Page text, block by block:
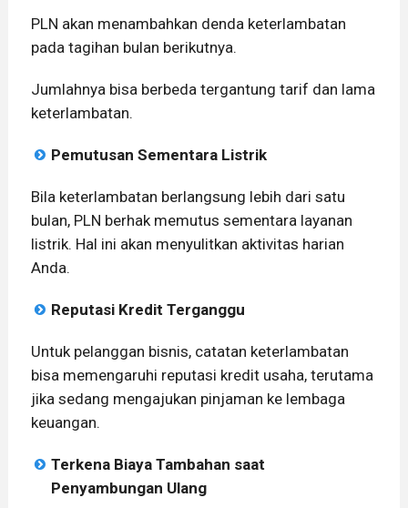
PLN akan menambahkan denda keterlambatan
pada tagihan bulan berikutnya.
Jumlahnya bisa berbeda tergantung tarif dan lama
keterlambatan.
Pemutusan Sementara Listrik
Bila keterlambatan berlangsung lebih dari satu
bulan, PLN berhak memutus sementara layanan
listrik. Hal ini akan menyulitkan aktivitas harian
Anda.
Reputasi Kredit Terganggu
Untuk pelanggan bisnis, catatan keterlambatan
bisa memengaruhi reputasi kredit usaha, terutama
jika sedang mengajukan pinjaman ke lembaga
keuangan.
Terkena Biaya Tambahan saat
Penyambungan Ulang